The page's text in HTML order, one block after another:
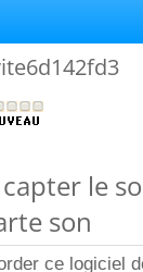
le
son
ce logiciel